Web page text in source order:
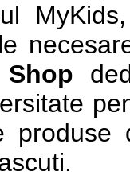
produse